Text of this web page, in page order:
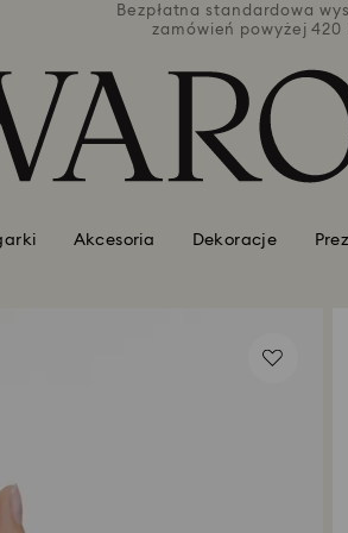
Bezpłatna standardowa
zamówień powyżej 420
Akcesoria Dekoracje